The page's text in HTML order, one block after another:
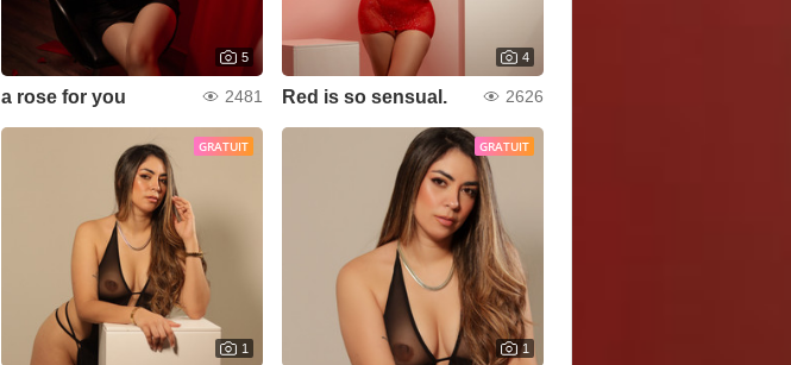
5
a rose for you 2481
4
Red is so sensual. 2626
GRATUIT
1
GRATUIT
1